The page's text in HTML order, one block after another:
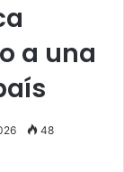
a una
48